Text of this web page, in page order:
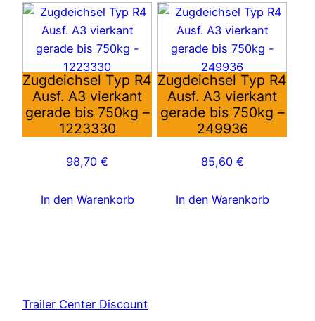
Zugdeichsel Typ R4
Ausf. A3 vierkant
gerade bis 750kg –
1223330
98,70€
In den Warenkorb
Zugdeichsel Typ R4
Ausf. A3 vierkant
gerade bis 750kg –
249936
85,60 €
In den Warenkorb
Trailer Center Discount